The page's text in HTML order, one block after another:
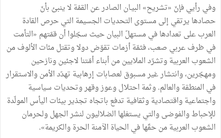
وفي رأييفإنّ «تشريح» البيـان الصادرعن القمّة لاينبئ بأنّ
حصادها يرتقي إلىمستوى التحديات الجسيمة التيحرص القادة
العربعلى تعدادهافيمستهلّ البيانحيث سجّلواأنقمّتهم «التأمت
في ظرفعربي صعب،فثمّةأزمات تقوّضدولاوتقتلمئات الألوفمن
الشعوب العربيةوتشرّدالملايينمنأبناءأمّتنا لاجئينونازحين
ومهجّرين،وانتشارغيرمسبوق لعصابات إرهابية تهدّدالأمنوالاستقرار
في المنطقةوالعالم.وثمة احتلالوعوزوقهروتحديات سياسية
واجتماعيةواقتصاديةوثقافية تدفع باتجاه تجذيربيئات اليأس المولّدة
للإحباطوالفوضىوالتي يستغلها الضلاليون لنشرالجهلولحرمان
الشعوب العربيةمنحقّهافي الحياة الآمنة الحرةوالكريمة»
.